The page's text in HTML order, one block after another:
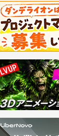
2026/08/07
【全3回・第3回】
LIVEはどう生ま
究所の制作基盤